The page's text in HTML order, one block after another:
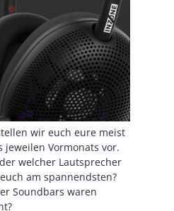
wir euch eure meist
jeweilen Vormonats vor.
welcher Lautsprecher
am spannendsten?
Soundbars waren